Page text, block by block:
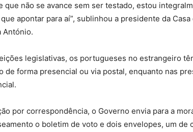
que não se avance sem ser testado, estou
apontar para aí”, sublinhou a presidente da
António.
legislativas, os portugueses no estrangeiro
de forma presencial ou via postal, enquanto nas
por correspondência, o Governo envia para a
o boletim de voto e dois envelopes, um de